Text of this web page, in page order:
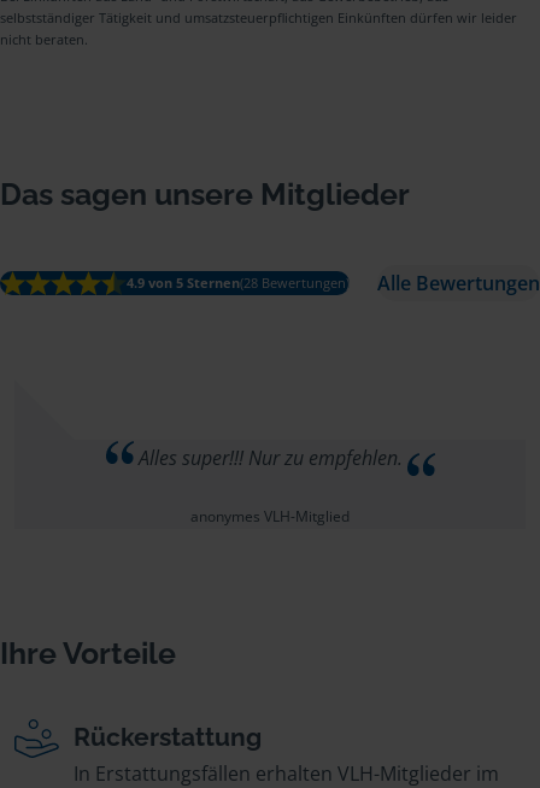
selbstständiger Tätigkeit und umsatzsteuerpflichtigen Einkünften dürfen wir leider
nicht beraten.
Das sagen unsere Mitglieder
4.9 von 5 Sternen(28 Bewertungen) Alle Bewertungen
Alles super!!! Nur zu empfehlen.
anonymes VLH-Mitglied
Ihre Vorteile
Rückerstattung
In Erstattungsfällen erhalten VLH-Mitglieder im